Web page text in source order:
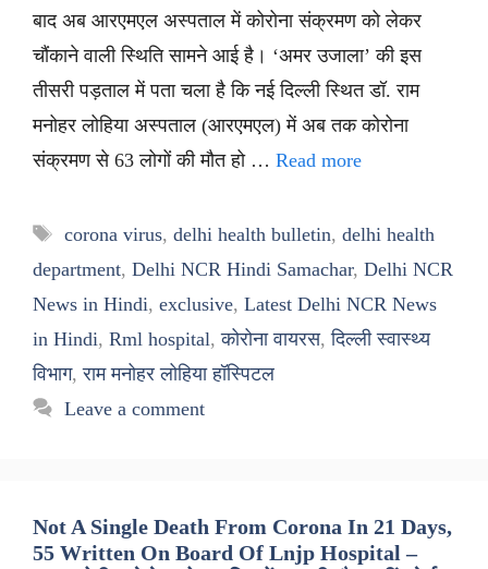
बाद अब आरएमएल अस्पताल में कोरोना संक्रमण को लेकर
चौंकाने वाली स्थिति सामने आई है। ‘अमर उजाला’ की इस
तीसरी पड़ताल में पता चला है कि नई दिल्ली स्थित डॉ. राम
मनोहर लोहिया अस्पताल (आरएमएल) में अब तक कोरोना
संक्रमण से 63 लोगों की मौत हो … Read more
Tags
corona virus, delhi health bulletin, delhi health
department, Delhi NCR Hindi Samachar, Delhi NCR
News in Hindi, exclusive, Latest Delhi NCR News
in Hindi, Rml hospital,कोरोना वायरस,दिल्ली स्वास्थ्य
विभाग,राम मनोहर लोहिया हॉस्पिटल
Leave a comment
Not A Single Death From Corona In 21 Days,
55 Written On Board Of Lnjp Hospital –